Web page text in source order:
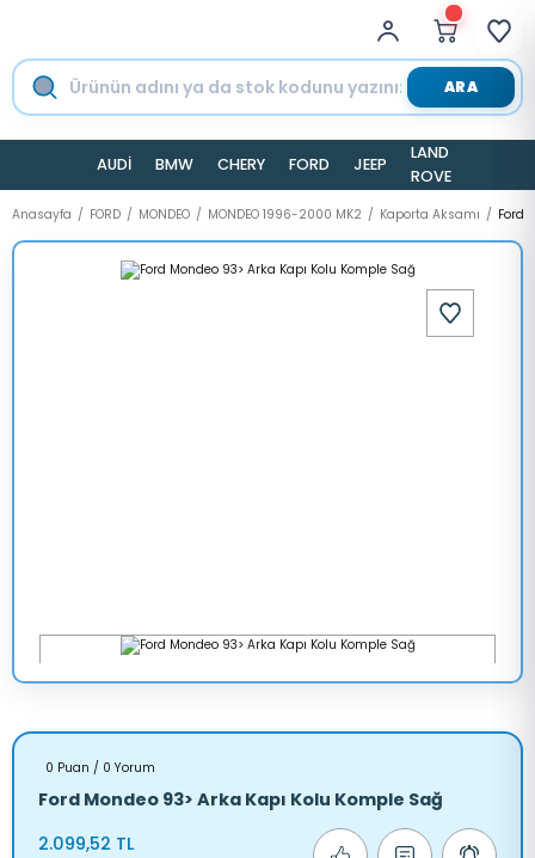
ARA
AUDİ BMW CHERY FORD JEEP
LAND
ROVER
Anasayfa FORD MONDEO MONDEO 1996-2000 MK2 Kaporta Aksamı Ford
0 Puan / 0 Yorum
Ford Mondeo 93> Arka Kapı Kolu Komple Sağ
2.099,52 TL